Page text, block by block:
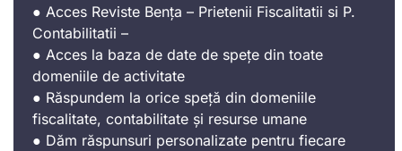
● Acces Reviste Bența – Prietenii Fiscalitatii si P.
Contabilitatii –
● Acces la baza de date de spețe din toate
domeniile de activitate
● Răspundem la orice speță din domeniile
fiscalitate, contabilitate și resurse umane
● Dăm răspunsuri personalizate pentru fiecare